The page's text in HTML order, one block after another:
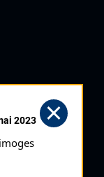
2023